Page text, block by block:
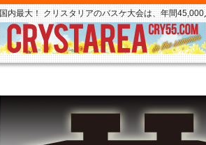
国内最大！ クリスタリアのバスケ大会は、年間45,000